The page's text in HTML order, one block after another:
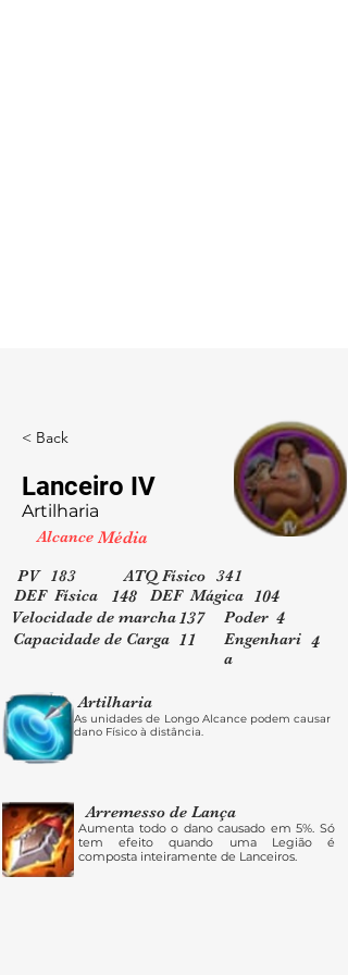
< Back
Lanceiro IV
Artilharia
Alcance Média
PV
183 ATQ Físico 341
DEF Física
148 DEF Mágica 104
Velocidade de marcha137
Capacidade de Carga 11
Poder 4
Engenhari
a
4
Artilharia
As unidades de Longo Alcance podem causar
dano Físico à distância.
Arremesso de Lança
Aumenta todo o dano causado em 5%. Só
tem efeito quando uma Legião é
composta inteiramente de Lanceiros.